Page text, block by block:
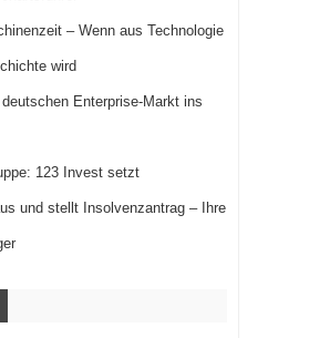
– Wenn aus Technologie
wird
Enterprise-Markt ins
123 Invest setzt
und stellt Insolvenzantrag – Ihre